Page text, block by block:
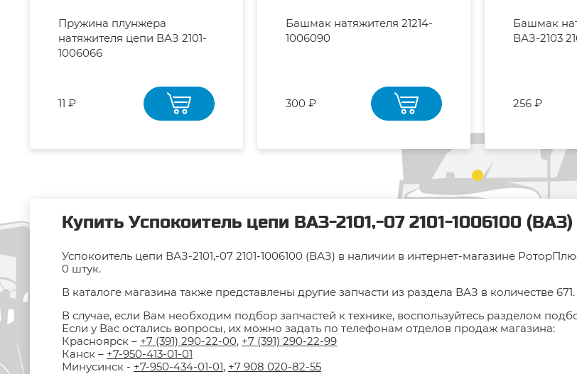
Пружина плунжера
натяжителя цепи ВАЗ 2101-
1006066
11 ₽
Башмак натяжителя 21214-
1006090
300 ₽
Башмак
256 ₽
Купить Успокоитель цепи ВАЗ-2101,-07 2101-1006100
Успокоитель цепи ВАЗ-2101,-07 2101-1006100 (ВАЗ) в наличии в интернет-магазине
0 штук.
В каталоге магазина также представлены другие запчасти из раздела ВАЗ в количестве
В случае, если Вам необходим подбор запчастей к технике, воспользуйтесь разделом
Если у Вас остались вопросы, их можно задать по телефонам отделов продаж магазина:
Красноярск – +7 (391) 290-22-00, +7 (391) 290-22-99
Канск – +7-950-413-01-01
Минусинск - +7-950-434-01-01, +7 908 020-82-55